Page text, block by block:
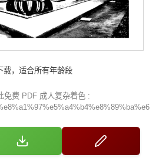
载，适合所有年龄段
免费 PDF 成人复杂着色 :